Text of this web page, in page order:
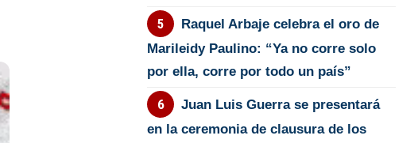
Raquel Arbaje celebra el oro de
Marileidy Paulino: “Ya no corre solo
por ella, corre por todo un país”
Juan Luis Guerra se presentará
en la ceremonia de clausura de los